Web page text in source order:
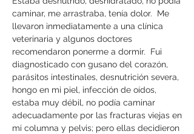
caminar, me arrastraba, tenía dolor. Me
llevaron inmediatamente a una clínica
veterinaria y algunos doctores
recomendaron ponerme a dormir. Fui
diagnosticado con gusano del corazón,
parásitos intestinales, desnutrición severa,
hongo en mi piel, infección de oídos,
estaba muy débil, no podía caminar
adecuadamente por las fracturas viejas en
mi columna y pelvis; pero ellas decidieron